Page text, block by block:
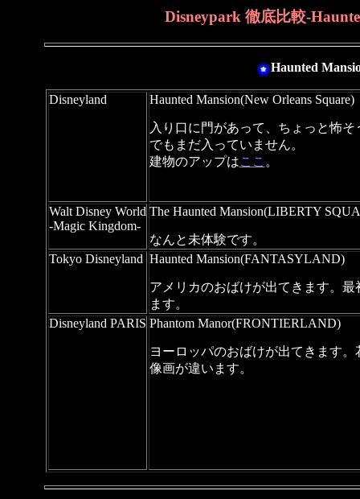
Disneypark 徹底比較-
Haunted
Disneyland Haunted Mansion(New Orleans Square)
入り口に門があって、ちょっと怖そ
でもまだ入っていません。
建物のアップはここ 。
Walt Disney World
-Magic Kingdom-
The Haunted Mansion(LIBERTY
なんと未体験です。
Tokyo Disneyland Haunted Mansion(FANTASYLAND)
アメリカのおばけが出てきます。
ます。
Disneyland PARIS Phantom Manor(FRONTIERLAND)
ヨーロッパのおばけが出てきます
像画が違います。